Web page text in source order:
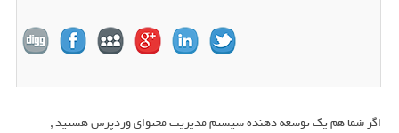
اگر شما هم یک توسعه دهنده سیستم مدیریت محتوای وردپرس هستید ,